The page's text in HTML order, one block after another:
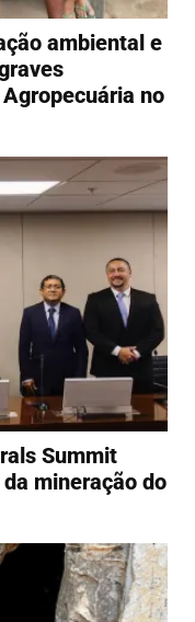
ambiental e
no
Summit
mineração do